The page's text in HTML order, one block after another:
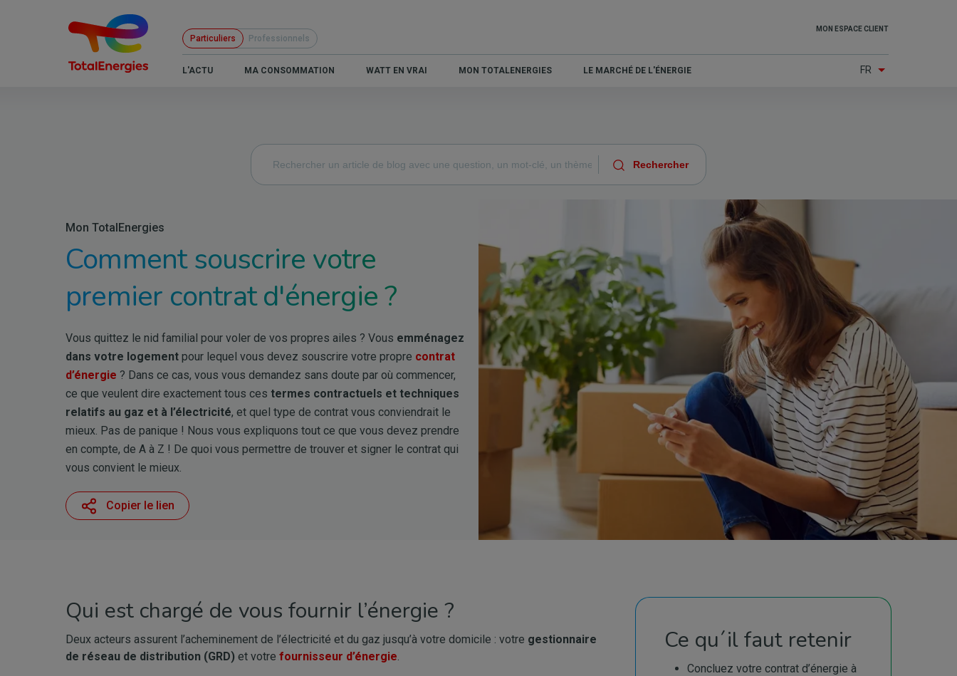
B2C
principale
L'ACTU MA CONSOMMATION WATT EN VRAI MON TOTALENERGIES LE MARCHÉ DE L'ÉNERGIE
Top
menu
MON ESPACE CLIENT
FR
Particuliers Professionnels
Mon TotalEnergies
Comment souscrire votre
premier contrat d'énergie ?
Vous quittez le nid familial pour voler de vos propres ailes ? Vous emménagez
dans votre logement pour lequel vous devez souscrire votre propre contrat
d’énergie ? Dans ce cas, vous vous demandez sans doute par où commencer,
ce que veulent dire exactement tous ces termes contractuels et techniques
relatifs au gaz et à l’électricité, et quel type de contrat vous conviendrait le
mieux. Pas de panique ! Nous vous expliquons tout ce que vous devez prendre
en compte, de A à Z ! De quoi vous permettre de trouver et signer le contrat qui
vous convient le mieux.
Copier le lien
Qui est chargé de vous fournir l’énergie ?
Deux acteurs assurent l’acheminement de l’électricité et du gaz jusqu’à votre domicile : votre gestionnaire
de réseau de distribution (GRD) et votre fournisseur d’énergie.
Ce qu´il faut retenir
Concluez votre contrat d’énergie à